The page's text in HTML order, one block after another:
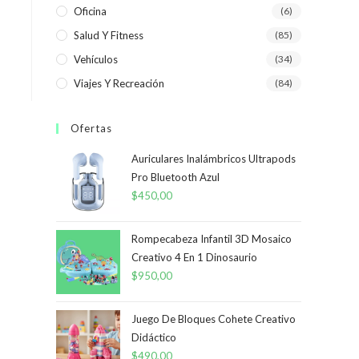
Oficina (6)
Salud Y Fitness (85)
Vehículos (34)
Viajes Y Recreación (84)
Ofertas
Auriculares Inalámbricos Ultrapods
Pro Bluetooth Azul
$450,00
Rompecabeza Infantil 3D Mosaico
Creativo 4 En 1 Dinosaurio
$950,00
Juego De Bloques Cohete Creativo
Didáctico
$490,00